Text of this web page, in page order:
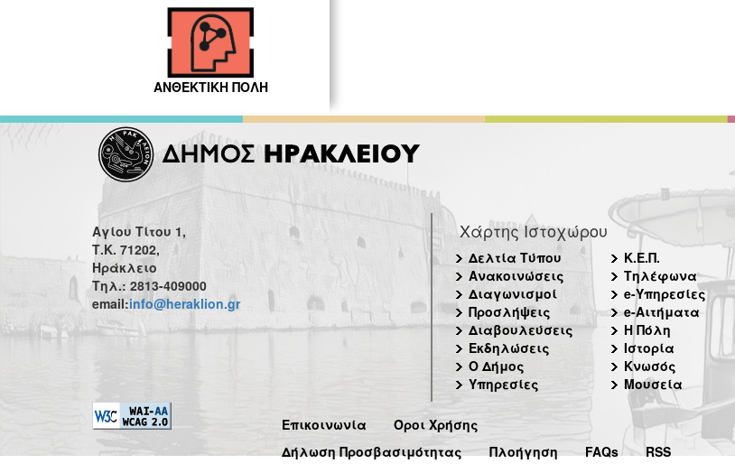
ΑΝΘΕΚΤΙΚΗ ΠΟΛΗ
Αγίου Τίτου 1,
Τ.Κ. 71202,
Ηράκλειο
Τηλ.: 2813-409000
email:info@heraklion.gr
Χάρτης Ιστοχώρου
Δελτία Τύπου
Ανακοινώσεις
Διαγωνισμοί
Προσλήψεις
Διαβουλεύσεις
Εκδηλώσεις
Ο Δήμος
Υπηρεσίες
Κ.Ε.Π.
Τηλέφωνα
e-Υπηρεσίες
e-Αιτήματα
Η Πόλη
Ιστορία
Κνωσός
Μουσεία
Επικοινωνία
Όροι Χρήσης
Δήλωση Προσβασιμότητας
Πλοήγηση FAQs RSS